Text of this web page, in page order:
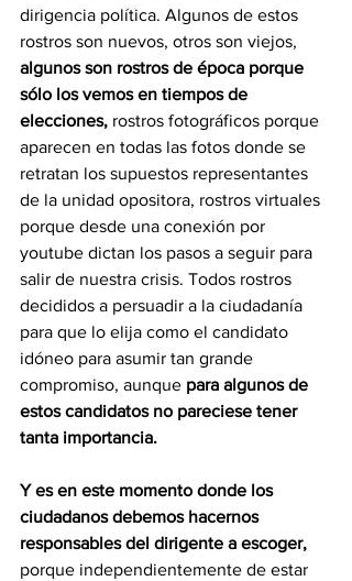
dirigencia política. Algunos de estos
rostros son nuevos, otros son viejos,
algunos son rostros de época porque
sólo los vemos en tiempos de
elecciones, rostros fotográficos porque
aparecen en todas las fotos donde se
retratan los supuestos representantes
de la unidad opositora, rostros virtuales
porque desde una conexión por
youtube dictan los pasos a seguir para
salir de nuestra crisis. Todos rostros
decididos a persuadir a la ciudadanía
para que lo elija como el candidato
idóneo para asumir tan grande
compromiso, aunque para algunos de
estos candidatos no pareciese tener
tanta importancia.
Y es en este momento donde los
ciudadanos debemos hacernos
responsables del dirigente a escoger,
porque independientemente de estar